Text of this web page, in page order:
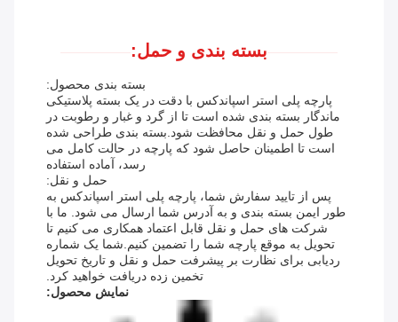
بسته بندی و حمل:
بسته بندی محصول:
پارچه پلی استر اسپاندکس با دقت در یک بسته پلاستیکی
ماندگار بسته بندی شده است تا از گرد و غبار و رطوبت در
طول حمل و نقل محافظت شود.بسته بندی طراحی شده
است تا اطمینان حاصل شود که پارچه در حالت کامل می
رسد، آماده استفاده
حمل و نقل:
پس از تایید سفارش شما، پارچه پلی استر اسپاندکس به
طور ایمن بسته بندی و به آدرس شما ارسال می شود. ما با
شرکت های حمل و نقل قابل اعتماد همکاری می کنیم تا
تحویل به موقع پارچه شما را تضمین کنیم.شما یک شماره
ردیابی برای نظارت بر پیشرفت حمل و نقل و تاریخ تحویل
تخمین زده دریافت خواهید کرد.
نمايش محصول: